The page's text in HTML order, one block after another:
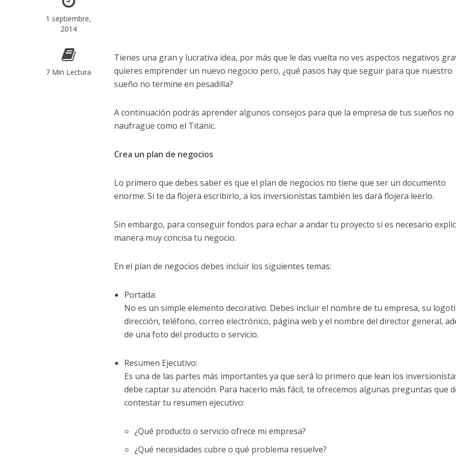
1 septiembre,
2014
7 Min Lectura
Tienes una gran y lucrativa idea, por más que le das vuelta no ves aspectos negativos
quieres emprender un nuevo negocio pero, ¿qué pasos hay que seguir para que nuestro
sueño no termine en pesadilla?
A continuación podrás aprender algunos consejos para que la empresa de tus sueños no
naufrague como el Titanic.
Crea un plan de negocios
Lo primero que debes saber es que el plan de negocios no tiene que ser un documento
enorme. Si te da flojera escribirlo, a los inversionistas también les dará flojera leerlo.
Sin embargo, para conseguir fondos para echar a andar tu proyecto sí es necesario
manera muy concisa tu negocio.
En el plan de negocios debes incluir los siguientes temas:
Portada:
No es un simple elemento decorativo. Debes incluir el nombre de tu empresa, su
dirección, teléfono, correo electrónico, página web y el nombre del director general,
de una foto del producto o servicio.
Resumen Ejecutivo:
Es una de las partes más importantes ya que será lo primero que lean los
debe captar su atención. Para hacerlo más fácil, te ofrecemos algunas preguntas que
contestar tu resumen ejecutivo:
¿Qué producto o servicio ofrece mi empresa?
¿Qué necesidades cubre o qué problema resuelve?